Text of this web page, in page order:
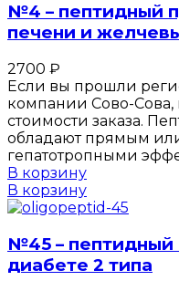
№4 – пептидный
печени и
2700 ₽
Если вы прошли
компании Сово-Сова,
стоимости заказа.
обладают прямым
гепатотропными
В корзину
В корзину
№45 – пептидный
диабете 2 типа